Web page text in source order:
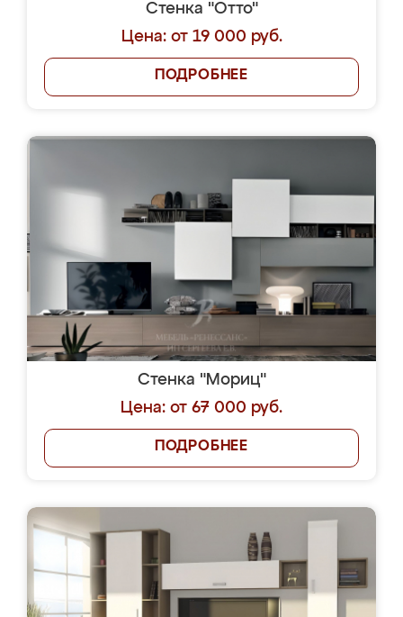
Стенка "Отто"
Цена: от 19 000 руб.
ПОДРОБНЕЕ
Стенка "Мориц"
Цена: от 67 000 руб.
ПОДРОБНЕЕ